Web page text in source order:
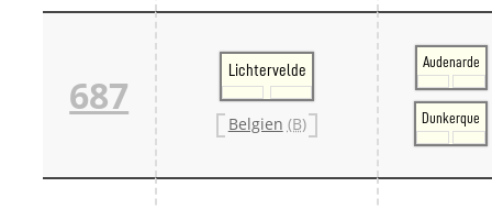
687
Lichtervelde
Belgien (B)
Audenarde
Dunkerque